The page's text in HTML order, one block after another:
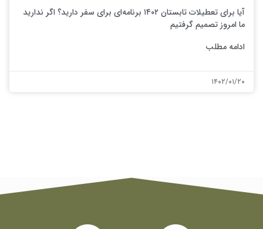
آیا برای تعطیلات تابستان ۱۴۰۲ برنامه‌ای برای سفر دارید؟ اگر ندارید
ما امروز تصمیم گرفتیم
ادامه مطلب
۱۴۰۲/۰۱/۲۰